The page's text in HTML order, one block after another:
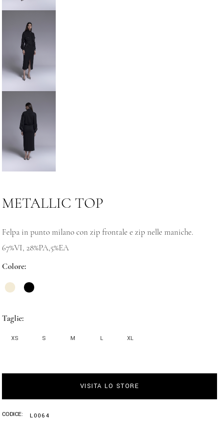
METALLIC TOP
Felpa in punto milano con zip frontale e zip nelle maniche.
67%VI, 28%PA,5%EA
Colore
Taglie
XS S M L XL
VISITA LO STORE
CODICE: L0064